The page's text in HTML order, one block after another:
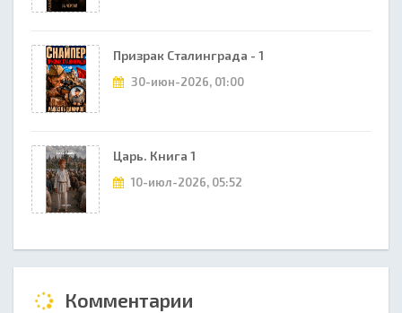
Призрак Сталинграда - 1
30-июн-2026, 01:00
Царь. Книга 1
10-июл-2026, 05:52
Комментарии